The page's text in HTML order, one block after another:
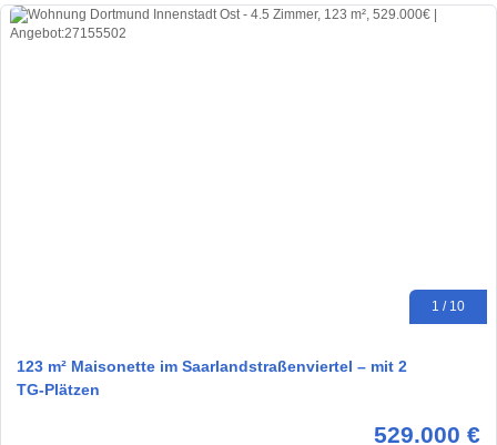
1 / 10
123 m² Maisonette im Saarlandstraßenviertel – mit 2
TG‑Plätzen
529.000 €